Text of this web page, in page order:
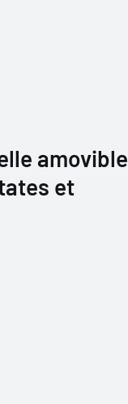
amovible
et